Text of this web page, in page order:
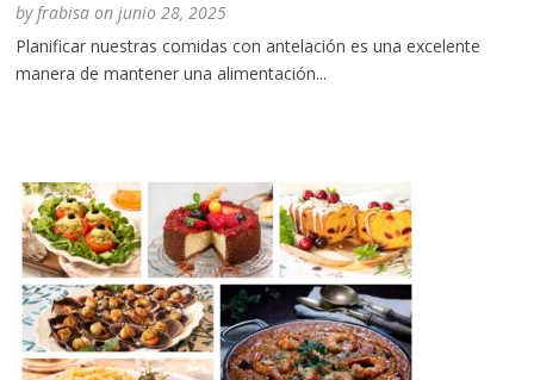
byfrabisa onjunio 28, 2025
Planificar nuestras comidas con antelación es una excelente
manera de mantener una alimentación...